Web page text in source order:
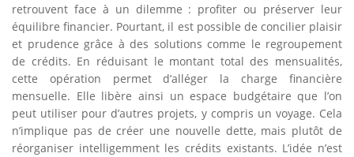
retrouvent face à un dilemme : profiter ou préserver leur
équilibre financier. Pourtant, il est possible de concilier plaisir
et prudence grâce à des solutions comme le regroupement
de crédits. En réduisant le montant total des mensualités,
cette opération permet d’alléger la charge financière
mensuelle. Elle libère ainsi un espace budgétaire que l’on
peut utiliser pour d’autres projets, y compris un voyage. Cela
n’implique pas de créer une nouvelle dette, mais plutôt de
réorganiser intelligemment les crédits existants. L’idée n’est